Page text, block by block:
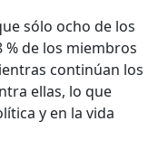
sólo ocho de los
% de los miembros
continúan los
ellas, lo que
y en la vida